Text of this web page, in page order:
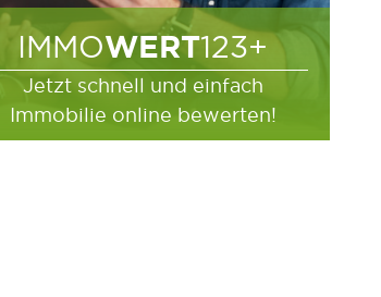
IMMOWERT123+
Jetzt schnell und einfach
Immobilie online bewerten!